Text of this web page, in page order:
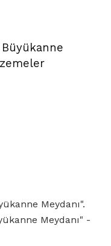
Meydanı".
Meydanı" -